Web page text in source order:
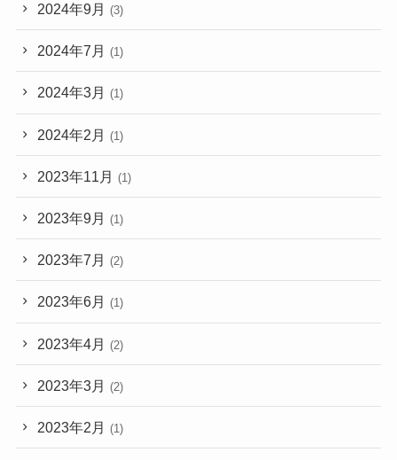
2024年9月 (3)
2024年7月 (1)
2024年3月 (1)
2024年2月 (1)
2023年11月 (1)
2023年9月 (1)
2023年7月 (2)
2023年6月 (1)
2023年4月 (2)
2023年3月 (2)
2023年2月 (1)